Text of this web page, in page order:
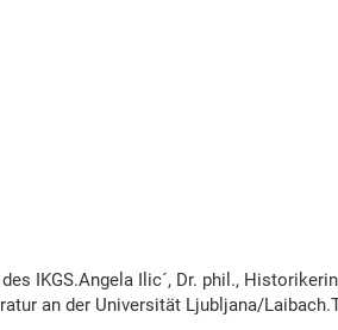
IKGS.Angela Ilic´, Dr. phil.,
an der Universität Ljubljana/